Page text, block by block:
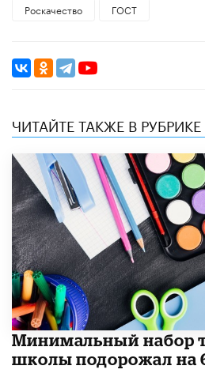
Роскачество
ГОСТ
ЧИТАЙТЕ ТАКЖЕ В
Минимальный набор
школы подорожал на